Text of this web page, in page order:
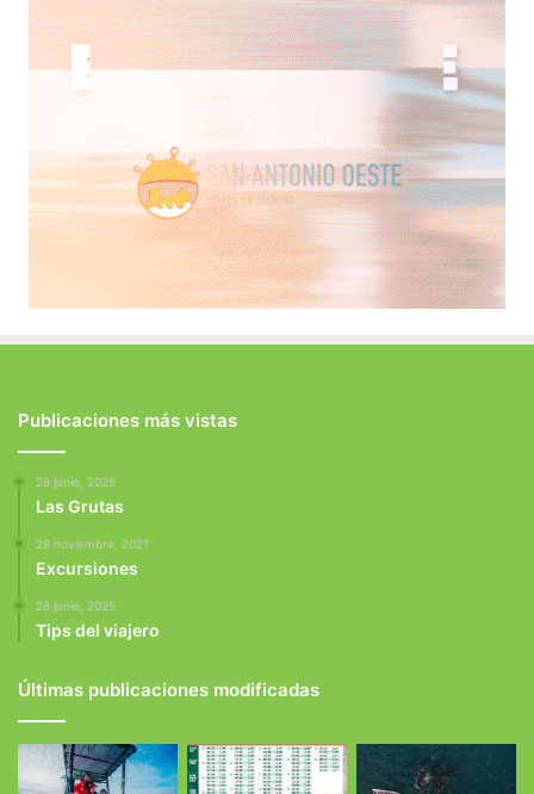
Publicaciones más vistas
28 junio, 2025
Las Grutas
28 noviembre, 2021
Excursiones
28 junio, 2025
Tips del viajero
Últimas publicaciones modificadas